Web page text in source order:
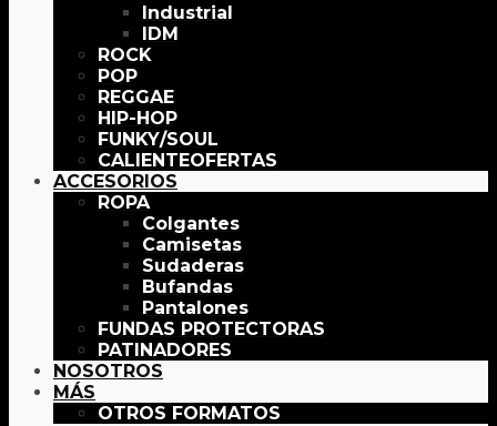
Industrial
IDM
ROCK
POP
REGGAE
HIP-HOP
FUNKY/SOUL
OFERTAS
ACCESORIOS
ROPA
Colgantes
Camisetas
Sudaderas
Bufandas
Pantalones
FUNDAS PROTECTORAS
PATINADORES
NOSOTROS
MÁS
OTROS FORMATOS